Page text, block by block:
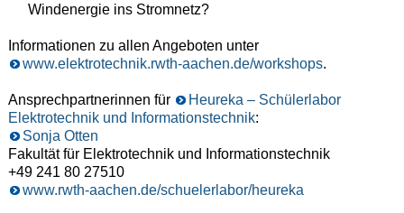
Windenergie ins Stromnetz?
Informationen zu allen Angeboten unter
www.elektrotechnik.rwth-aachen.de/workshops.
Ansprechpartnerinnen für
Heureka – Schülerlabor
Elektrotechnik und Informationstechnik:
Sonja Otten
Fakultät für Elektrotechnik und Informationstechnik
+49 241 80 27510
www.rwth-aachen.de/schuelerlabor/heureka